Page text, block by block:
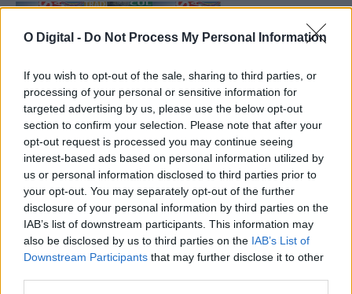
O Digital - Do Not Process My Personal Information
If you wish to opt-out of the sale, sharing to third parties, or
processing of your personal or sensitive information for
targeted advertising by us, please use the below opt-out
section to confirm your selection. Please note that after your
opt-out request is processed you may continue seeing
interest-based ads based on personal information utilized by
us or personal information disclosed to third parties prior to
your opt-out. You may separately opt-out of the further
disclosure of your personal information by third parties on the
IAB’s list of downstream participants. This information may
also be disclosed by us to third parties on the IAB’s List of
Downstream Participants that may further disclose it to other
Mais notícias